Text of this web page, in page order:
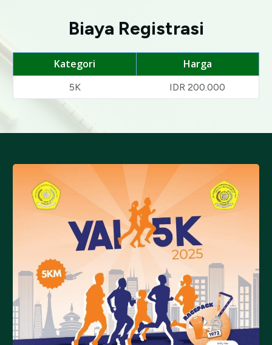
Biaya Registrasi
Kategori Harga
5K IDR 200.000